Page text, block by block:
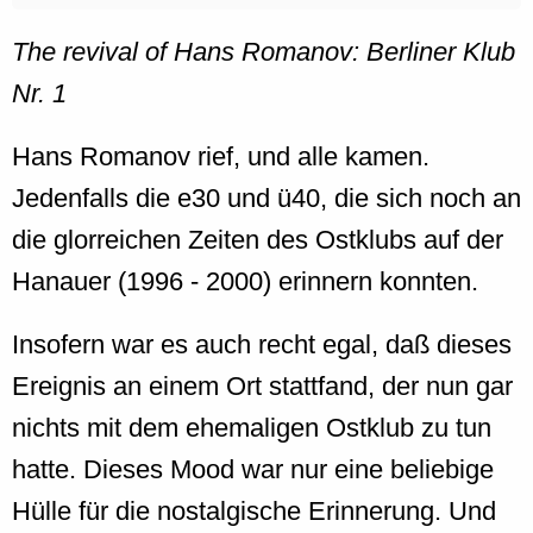
The revival of Hans Romanov: Berliner Klub
Nr. 1
Hans Romanov rief, und alle kamen.
Jedenfalls die e30 und ü40, die sich noch an
die glorreichen Zeiten des Ostklubs auf der
Hanauer (1996 - 2000) erinnern konnten.
Insofern war es auch recht egal, daß dieses
Ereignis an einem Ort stattfand, der nun gar
nichts mit dem ehemaligen Ostklub zu tun
hatte. Dieses Mood war nur eine beliebige
Hülle für die nostalgische Erinnerung. Und